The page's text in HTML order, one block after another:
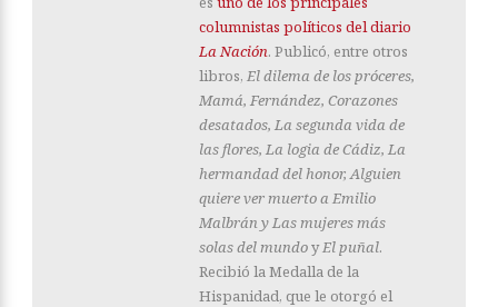
columnistas políticos del diario
La Nación. Publicó, entre otros
libros, El dilema de los próceres,
Mamá, Fernández, Corazones
desatados, La segunda vida de
las flores, La logia de Cádiz, La
hermandad del honor, Alguien
quiere ver muerto a Emilio
Malbrán y Las mujeres más
solas del mundoyEl puñal.
Recibió la Medalla de la
Hispanidad, que le otorgó el